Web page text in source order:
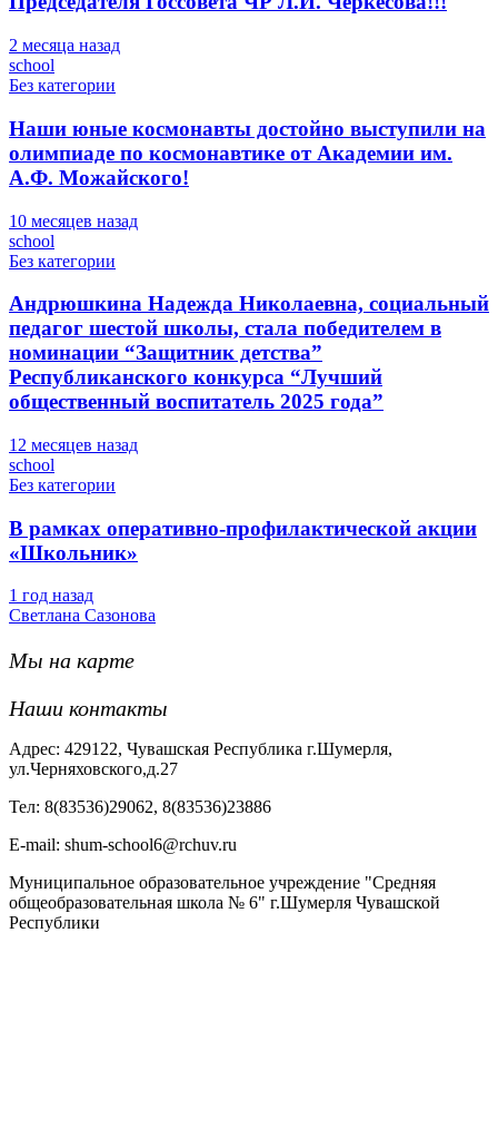
2 месяца назад
school
Без категории
Наши юные космонавты достойно выступили на
олимпиаде по космонавтике от Академии им.
А.Ф. Можайского!
10 месяцев назад
school
Без категории
Андрюшкина Надежда Николаевна, социальный
педагог шестой школы, стала победителем в
номинации “Защитник детства”
Республиканского конкурса “Лучший
общественный воспитатель 2025 года”
12 месяцев назад
school
Без категории
В рамках оперативно-профилактической акции
«Школьник»
1 год назад
Светлана Сазонова
Мы на карте
Наши контакты
Адрес: 429122, Чувашская Республика г.Шумерля,
ул.Черняховского,д.27
Тел: 8(83536)29062, 8(83536)23886
Е-mail: shum-school6@rchuv.ru
Муниципальное образовательное учреждение "Средняя
общеобразовательная школа № 6" г.Шумерля Чувашской
Республики